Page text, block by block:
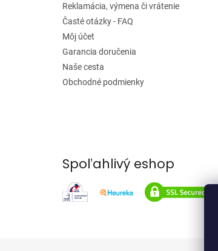
Reklamácia, výmena či vrátenie
Časté otázky - FAQ
Môj účet
Garancia doručenia
Naše cesta
Obchodné podmienky
Spoľahlivý eshop